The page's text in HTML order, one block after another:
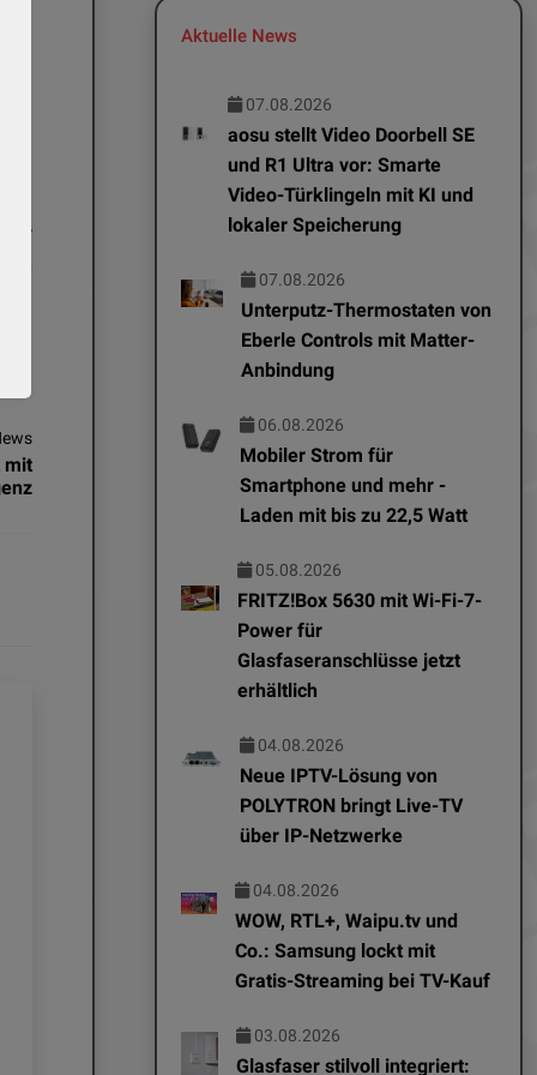
mit
Aktuelle News
07.08.2026
aosu stellt Video Doorbell SE
und R1 Ultra vor: Smarte
Video-Türklingeln mit KI und
lokaler Speicherung
07.08.2026
Unterputz-Thermostaten von
Eberle Controls mit Matter-
Anbindung
06.08.2026
Mobiler Strom für
Smartphone und mehr -
Laden mit bis zu 22,5 Watt
05.08.2026
FRITZ!Box 5630 mit Wi-Fi-7-
Power für
Glasfaseranschlüsse jetzt
erhältlich
04.08.2026
Neue IPTV-Lösung von
POLYTRON bringt Live-TV
über IP-Netzwerke
04.08.2026
WOW, RTL+, Waipu.tv und
Co.: Samsung lockt mit
Gratis-Streaming bei TV-Kauf
03.08.2026
Glasfaser stilvoll integriert: